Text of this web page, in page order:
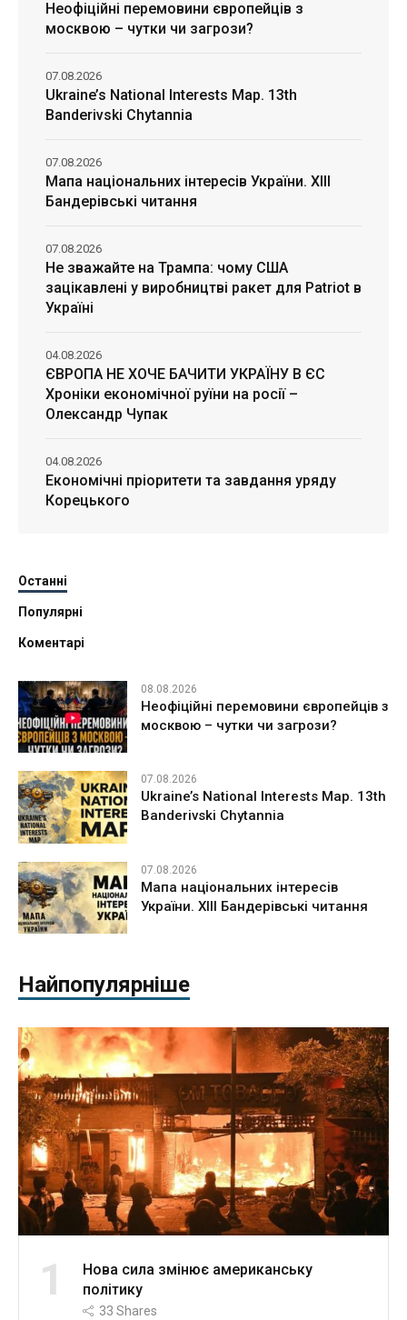
Неофіційні перемовини європейців з
москвою – чутки чи загрози?
Ukraine’s National Interests Map. 13th
Banderivski Chytannia
07.08.2026
Мапа національних інтересів України. ХІІІ
Бандерівські читання
07.08.2026
Не зважайте на Трампа: чому США
зацікавлені у виробництві ракет для Patriot в
Україні
07.08.2026
ЄВРОПА НЕ ХОЧЕ БАЧИТИ УКРАЇНУ В ЄС
Хроніки економічної руїни на росії –
Олександр Чупак
04.08.2026
Економічні пріоритети та завдання уряду
Корецького
04.08.2026
Останні
Популярні
Коментарі
08.08.2026
Неофіційні перемовини європейців з
москвою – чутки чи загрози?
07.08.2026
Ukraine’s National Interests Map. 13th
Banderivski Chytannia
07.08.2026
Мапа національних інтересів
України. ХІІІ Бандерівські читання
Найпопулярніше
1
Нова сила змінює американську
політику
33 Shares